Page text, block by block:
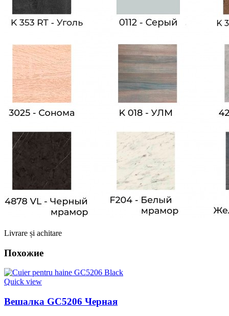
Livrare și achitare
Похожие
Quick view
Вешалка GC5206 Черная